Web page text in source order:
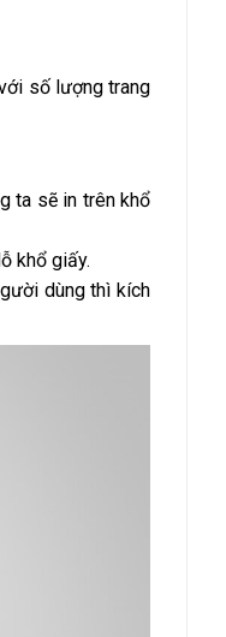
số lượng trang
ta sẽ in trên khổ
khổ giấy.
dùng thì kích